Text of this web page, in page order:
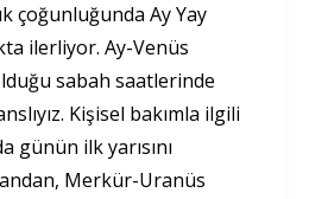
çoğunluğunda Ay Yay
ilerliyor. Ay-Venüs
sabah saatlerinde
Kişisel bakımla ilgili
günün ilk yarısını
Merkür-Uranüs